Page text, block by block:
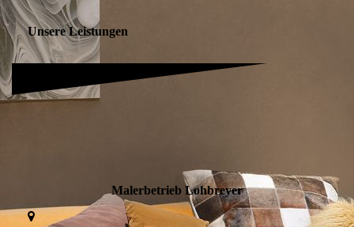
Unsere Leistungen
Malerbetrieb Lohbreyer